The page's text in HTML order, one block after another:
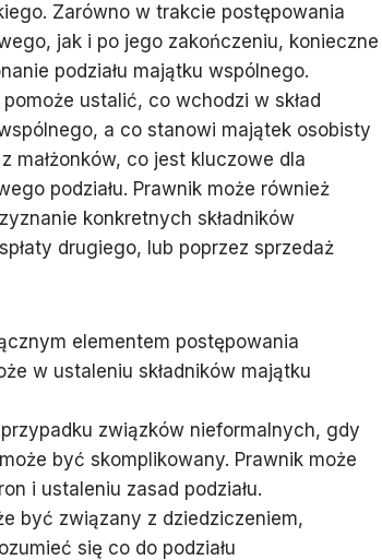
Zarówno w trakcie postępowania
jak i po jego zakończeniu, konieczne
podziału majątku wspólnego.
ustalić, co wchodzi w skład
a co stanowi majątek osobisty
małżonków, co jest kluczowe dla
podziału. Prawnik może również
konkretnych składników
drugiego, lub poprzez sprzedaż
elementem postępowania
w ustaleniu składników majątku
związków nieformalnych, gdy
być skomplikowany. Prawnik może
i ustaleniu zasad podziału.
być związany z dziedziczeniem,
się co do podziału